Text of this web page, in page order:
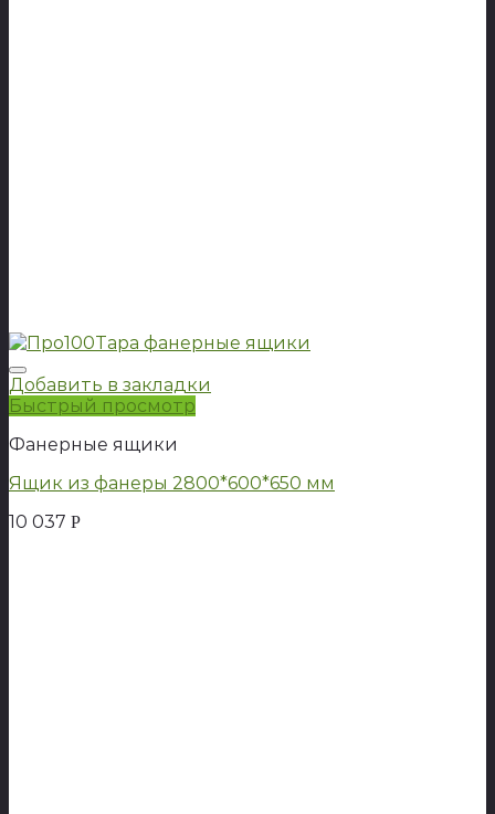
Добавить в закладки
Быстрый просмотр
Фанерные ящики
Ящик из фанеры 2800*600*650 мм
10 037 Р